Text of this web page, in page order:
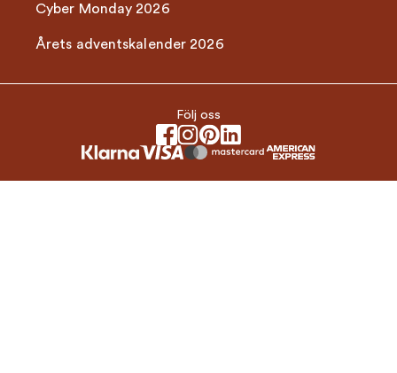
Cyber Monday 2026
Årets adventskalender 2026
Följ oss